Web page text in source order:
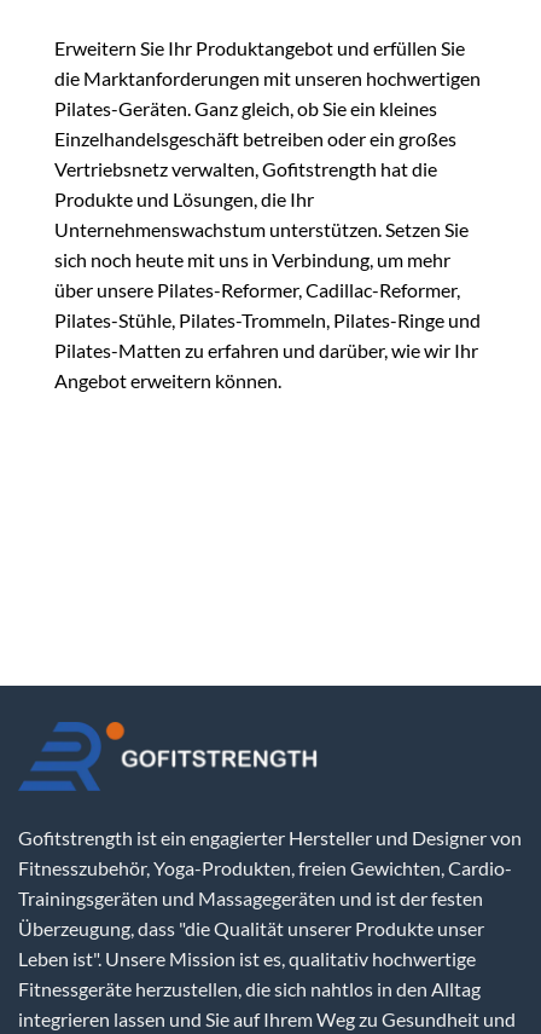
Erweitern Sie Ihr Produktangebot und erfüllen Sie
die Marktanforderungen mit unseren hochwertigen
Pilates-Geräten. Ganz gleich, ob Sie ein kleines
Einzelhandelsgeschäft betreiben oder ein großes
Vertriebsnetz verwalten, Gofitstrength hat die
Produkte und Lösungen, die Ihr
Unternehmenswachstum unterstützen. Setzen Sie
sich noch heute mit uns in Verbindung, um mehr
über unsere Pilates-Reformer, Cadillac-Reformer,
Pilates-Stühle, Pilates-Trommeln, Pilates-Ringe und
Pilates-Matten zu erfahren und darüber, wie wir Ihr
Angebot erweitern können.
Gofitstrength ist ein engagierter Hersteller und Designer von
Fitnesszubehör, Yoga-Produkten, freien Gewichten, Cardio-
Trainingsgeräten und Massagegeräten und ist der festen
Überzeugung, dass "die Qualität unserer Produkte unser
Leben ist". Unsere Mission ist es, qualitativ hochwertige
Fitnessgeräte herzustellen, die sich nahtlos in den Alltag
integrieren lassen und Sie auf Ihrem Weg zu Gesundheit und